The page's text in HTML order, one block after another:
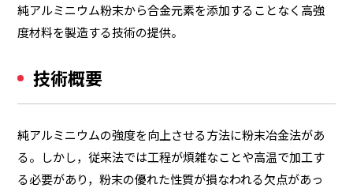
純アルミニウム粉末から合金元素を添加することなく高強
度材料を製造する技術の提供。
技術概要
純アルミニウムの強度を向上させる方法に粉末冶金法があ
る。しかし，従来法では工程が煩雑なことや高温で加工す
る必要があり，粉末の優れた性質が損なわれる欠点があっ